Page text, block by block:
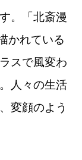
。「北斎漫
かれている
スで風変わ
人々の生活
変顔のよう